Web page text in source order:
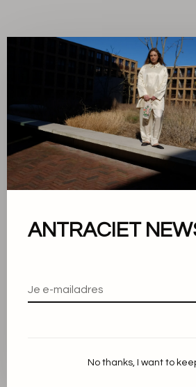
Sorteren op:
Toon 1 - 0 van 0
Over ons
Privacy Policy
ANTRACIET
No thanks, I want to